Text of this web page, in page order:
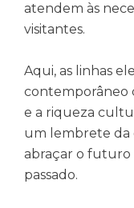
atendem às
visitantes.
Aqui, as linhas
contemporâneo
e a riqueza
um lembrete da
abraçar o futuro
passado.